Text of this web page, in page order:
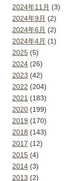
2024年11月 (3)
2024年9月 (2)
2024年6月 (2)
2024年4月 (1)
2025 (5)
2024 (26)
2023 (42)
2022 (204)
2021 (183)
2020 (199)
2019 (170)
2018 (143)
2017 (12)
2015 (4)
2014 (3)
2013 (2)